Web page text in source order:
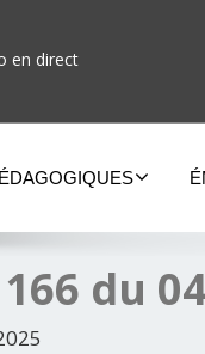
en direct
du